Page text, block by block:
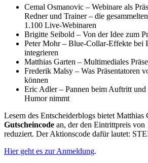
Cemal Osmanovic – Webinare als
Redner und Trainer – die
1.100 Live-Webinaren
Brigitte Seibold – Von der Idee zum
Peter Mohr – Blue-Collar-Effekte bei
integrieren
Matthias Garten – Multimediales
Frederik Malsy – Was Präsentatoren
können
Eric Adler – Pannen beim Auftritt und
Humor nimmt
Lesern des Entscheiderblogs bietet Matthias
Gutscheincode an, der den Eintrittpreis von
reduziert. Der Aktionscode dafür lautet:
Hier geht es zur Anmeldung.